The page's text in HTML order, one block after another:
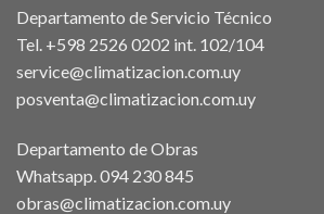
Departamento de Servicio Técnico
Tel. +598 2526 0202 int. 102/104
service@climatizacion.com.uy
posventa@climatizacion.com.uy
Departamento de Obras
Whatsapp. 094 230 845
obras@climatizacion.com.uy